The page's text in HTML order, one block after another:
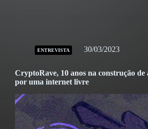
ENTREVISTA 30/03/2023
CryptoRave, 10 anos na construção de
por uma internet livre